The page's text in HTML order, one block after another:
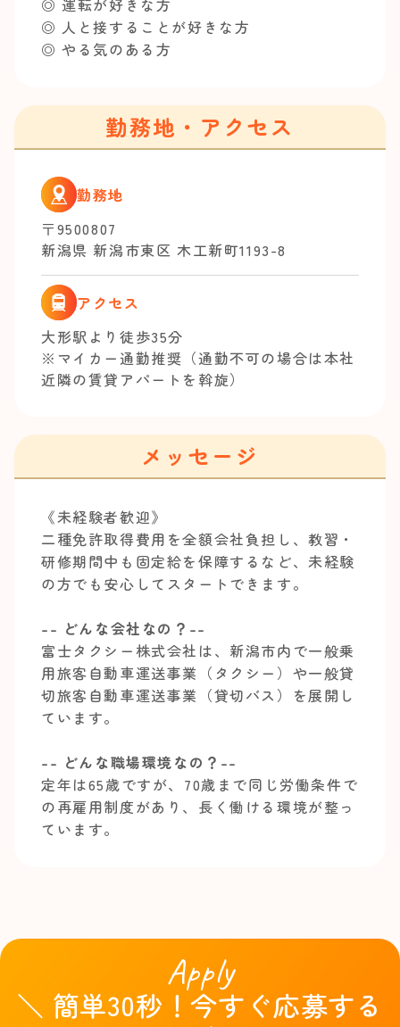
◎ 運転が好きな方
◎ 人と接することが好きな方
◎ やる気のある方
勤務地・アクセス
勤務地
〒9500807
新潟県 新潟市東区 木工新町1193-8
アクセス
大形駅より徒歩35分
※マイカー通勤推奨（通勤不可の場合は本社
近隣の賃貸アパートを斡旋）
メッセージ
《未経験者歓迎》
二種免許取得費用を全額会社負担し、教習・
研修期間中も固定給を保障するなど、未経験
の方でも安心してスタートできます。
-- どんな会社なの？--
富士タクシー株式会社は、新潟市内で一般乗
用旅客自動車運送事業（タクシー）や一般貸
切旅客自動車運送事業（貸切バス）を展開し
ています。
-- どんな職場環境なの？--
定年は65歳ですが、70歳まで同じ労働条件で
の再雇用制度があり、長く働ける環境が整っ
ています。
Apply
＼ 簡単30秒！今すぐ応募する